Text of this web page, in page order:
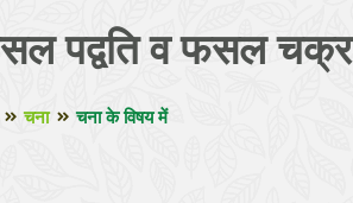
पद्वति व फसल चक्र
चना चना के विषय में